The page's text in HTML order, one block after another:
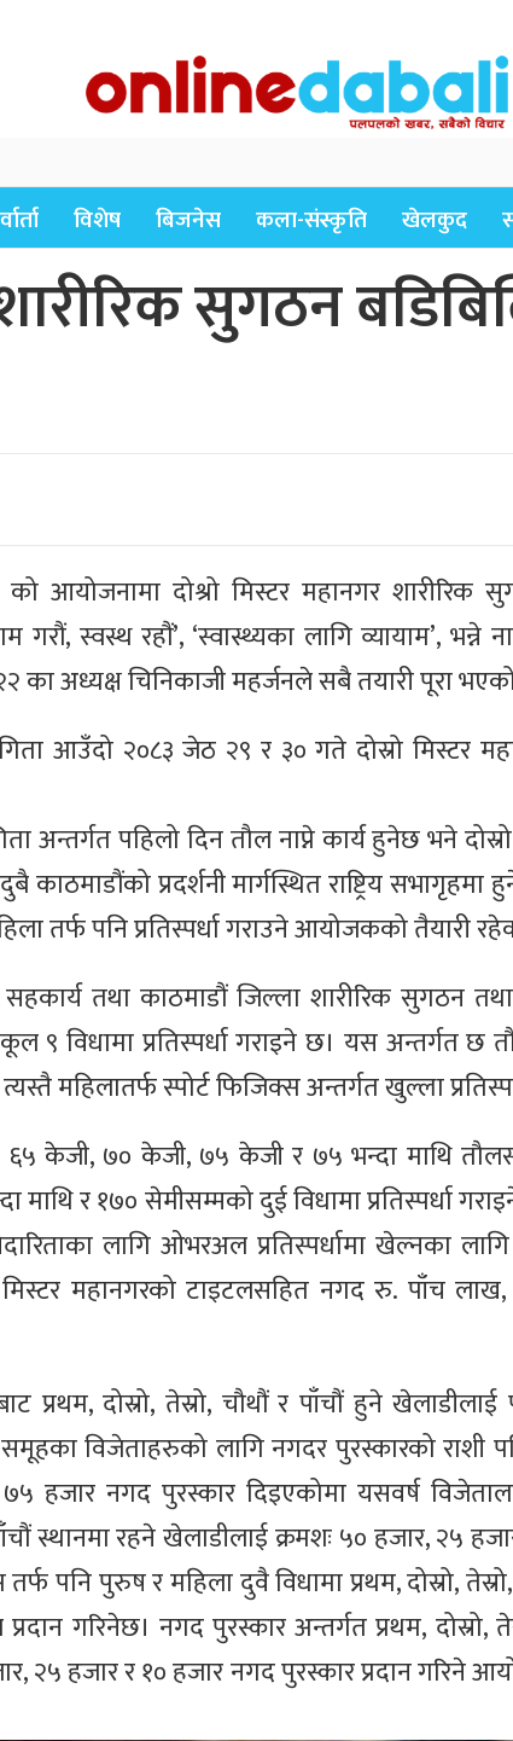
विशेष बिजनेस कला-संस्कृति खेलकुद
सुगठन
आयोजनामा दोश्रो मिस्टर महानगर शारीरिक
स्वस्थ रहौं’, ‘स्वास्थ्यका लागि व्यायाम’, भन्ने
अध्यक्ष चिनिकाजी महर्जनले सबै तयारी पूरा
आउँदो २०८३ जेठ २९ र ३० गते दोस्रो मिस्टर
अन्तर्गत पहिलो दिन तौल नाप्ने कार्य हुनेछ भने
प्रदर्शनी मार्गस्थित राष्ट्रिय
तर्फ पनि प्रतिस्पर्धा गराउने आयोजकको तैयारी
तथा काठमाडौं जिल्ला शारीरिक सुगठन
९ विधामा प्रतिस्पर्धा गराइने छ। यस अन्तर्गत
महिलातर्फ स्पोर्ट फिजिक्स अन्तर्गत खुल्ला
केजी, ७० केजी, ७५ केजी र ७५ भन्दा माथि
र १७० सेमीसम्मको दुई विधामा प्रतिस्पर्धा
लागि ओभरअल प्रतिस्पर्धामा खेल्नका
मिस्टर महानगरको टाइटलसहित नगद रु. पाँच
प्रथम, दोस्रो, तेस्रो, चौथौं र पाँचौं हुने
समूहका विजेताहरुको लागि नगदर पुरस्कारको राशी
हजार नगद पुरस्कार दिइएकोमा यसवर्ष
स्थानमा रहने खेलाडीलाई क्रमशः ५० हजार, २५
पनि पुरुष र महिला दुवै विधामा प्रथम, दोस्रो,
गरिनेछ। नगद पुरस्कार अन्तर्गत प्रथम, दोस्रो,
२५ हजार र १० हजार नगद पुरस्कार प्रदान गरिने